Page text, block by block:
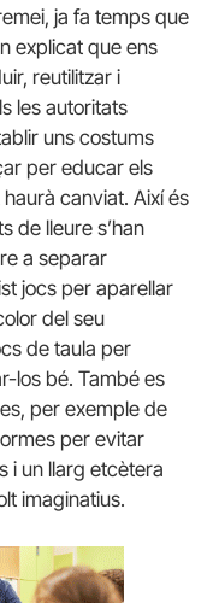
ja fa temps que
explicat que ens
reutilitzar i
les autoritats
uns costums
per educar els
canviat. Així és
de lleure s’han
a separar
jocs per aparellar
del seu
de taula per
los bé. També es
per exemple de
per evitar
i un llarg etcètera
imaginatius.